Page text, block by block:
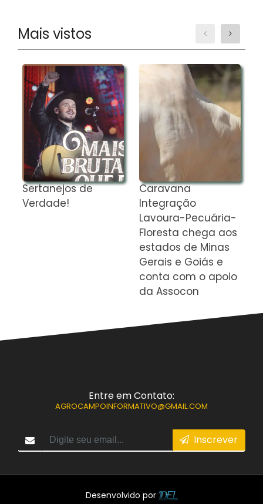
Mais vistos
Sertanejos de
Verdade!
Caravana
Integração
Lavoura-Pecuária-
Floresta chega aos
estados de Minas
Gerais e Goiás e
conta com o apoio
da Assocon
Entre em Contato:
AGROCAMPOINFORMATIVO@GMAIL.COM
Inscrever
Desenvolvido por